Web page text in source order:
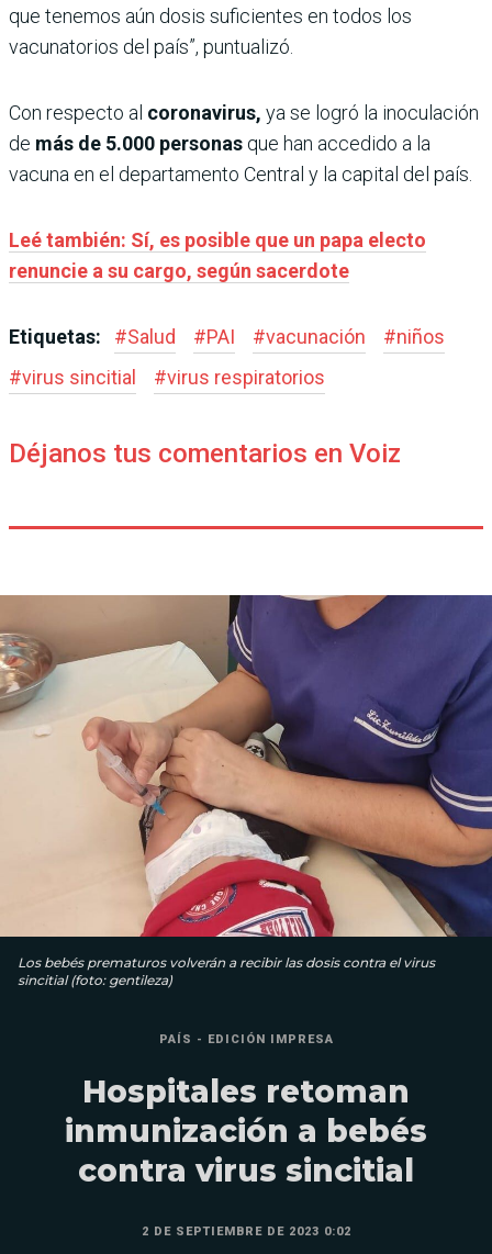
que tenemos aún dosis suficientes en todos los
vacunatorios del país”, puntualizó.
Con respecto al coronavirus, ya se logró la inoculación
de más de 5.000 personas que han accedido a la
vacuna en el departamento Central y la capital del país.
Leé también: Sí, es posible que un papa electo
renuncie a su cargo, según sacerdote
Etiquetas: #Salud #PAI #vacunación #niños
#virus sincitial #virus respiratorios
Déjanos tus comentarios en Voiz
Los bebés prematuros volverán a recibir las dosis contra el virus
sincitial (foto: gentileza)
PAÍS - EDICIÓN IMPRESA
Hospitales retoman
inmunización a bebés
contra virus sincitial
2 DE SEPTIEMBRE DE 2023 0:02